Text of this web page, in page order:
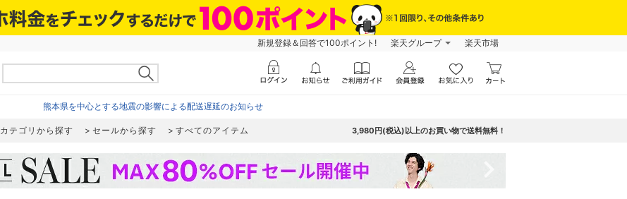
新規登録＆回答で100ポイント! 楽天グループ 楽天市場
熊本県を中心とする地震の影響による配送遅延のお知らせ
カテゴリから探す セールから探す すべてのアイテム 3,980円(税込)以上のお買い物で送料無料！